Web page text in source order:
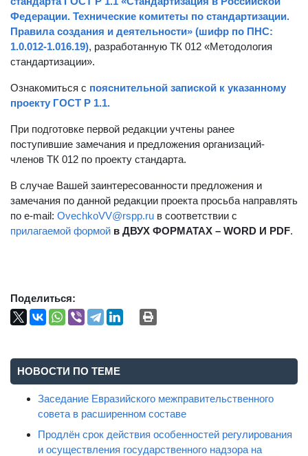
Федерации. Технические комитеты по стандартизации.
Правила создания и деятельности» (шифр по ПНС:
1.0.012-1.016.19), разработанную ТК 012 «Методология
стандартизации».
Ознакомиться с пояснительной запиской к указанному
проекту ГОСТ Р 1.1.
При подготовке первой редакции учтены ранее
поступившие замечания и предложения организаций-
членов ТК 012 по проекту стандарта.
В случае Вашей заинтересованности предложения и
замечания по данной редакции проекта просьба направлять
по e-mail: OvechkoVV@rspp.ru в соответствии с
прилагаемой формой в ДВУХ ФОРМАТАХ – WORD И PDF.
Поделиться:
НОВОСТИ ПО ТЕМЕ
Заседание Евразийского межправительственного
совета в расширенном составе
Продлён срок действия особенностей регулирования
и осуществления государственного надзора на